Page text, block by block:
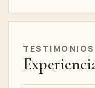
TESTIMONIOS